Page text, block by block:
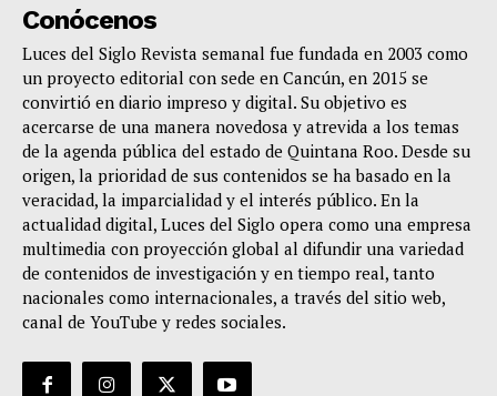
Conócenos
Luces del Siglo Revista semanal fue fundada en 2003 como
un proyecto editorial con sede en Cancún, en 2015 se
convirtió en diario impreso y digital. Su objetivo es
acercarse de una manera novedosa y atrevida a los temas
de la agenda pública del estado de Quintana Roo. Desde su
origen, la prioridad de sus contenidos se ha basado en la
veracidad, la imparcialidad y el interés público. En la
actualidad digital, Luces del Siglo opera como una empresa
multimedia con proyección global al difundir una variedad
de contenidos de investigación y en tiempo real, tanto
nacionales como internacionales, a través del sitio web,
canal de YouTube y redes sociales.